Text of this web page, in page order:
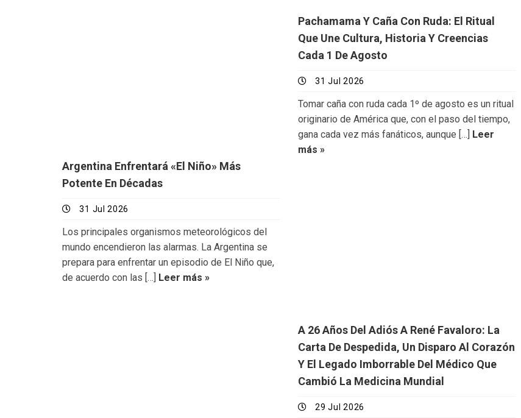
Argentina Enfrentará «El Niño» Más
Potente En Décadas
31 Jul 2026
Los principales organismos meteorológicos del
mundo encendieron las alarmas. La Argentina se
prepara para enfrentar un episodio de El Niño que,
de acuerdo con las […]
Leer más »
Pachamama Y Caña Con Ruda: El Ritual
Que Une Cultura, Historia Y Creencias
Cada 1 De Agosto
31 Jul 2026
Tomar caña con ruda cada 1º de agosto es un ritual
originario de América que, con el paso del tiempo,
gana cada vez más fanáticos, aunque […]
Leer
más »
A 26 Años Del Adiós A René Favaloro: La
Carta De Despedida, Un Disparo Al Corazón
Y El Legado Imborrable Del Médico Que
Cambió La Medicina Mundial
29 Jul 2026